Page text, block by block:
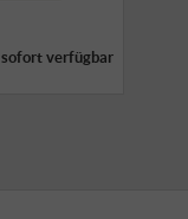
sofort verfügbar